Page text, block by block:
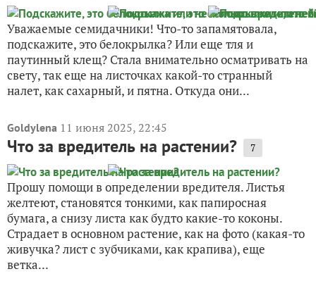
Уважаемые семидачники! Что-то запамятовала,
подскажите, это белокрылка? Или еще тля и
паутинный клещ? Стала внимательно осматривать на
свету, так еще на листочках какой-то странный
налет, как сахарный, и пятна. Откуда они...
Goldylena 11 июня 2025, 22:45
Что за вредитель на растении? 7
Прошу помощи в определении вредителя. Листья
желтеют, становятся тонкими, как папиросная
бумага, а снизу листа как будто какие-то коконы.
Страдает в основном растение, как на фото (какая-то
живучка? лист с зубчиками, как крапива), еще
ветка...